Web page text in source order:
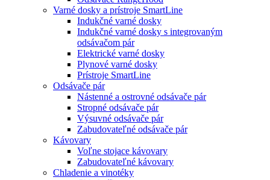
Varné dosky a prístroje SmartLine
Indukčné varné dosky
Indukčné varné dosky s integrovaným
odsávačom pár
Elektrické varné dosky
Plynové varné dosky
Prístroje SmartLine
Odsávače pár
Nástenné a ostrovné odsávače pár
Stropné odsávače pár
Výsuvné odsávače pár
Zabudovateľné odsávače pár
Kávovary
Voľne stojace kávovary
Zabudovateľné kávovary
Chladenie a vinotéky